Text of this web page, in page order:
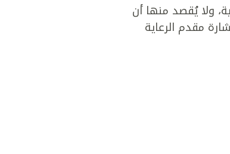
ولا يُقصد منها أن
مقدم الرعاية